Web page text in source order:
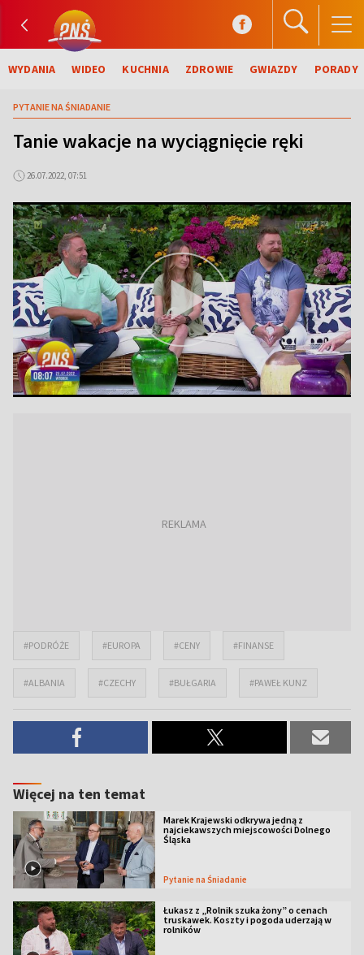
WYDANIA WIDEO KUCHNIA ZDROWIE GWIAZDY PORADY
PYTANIE NA ŚNIADANIE
Tanie wakacje na wyciągnięcie ręki
26.07.2022, 07:51
#PODRÓŻE #EUROPA #CENY #FINANSE
#ALBANIA #CZECHY #BUŁGARIA #PAWEŁ KUNZ
Więcej na ten temat
Marek Krajewski odkrywa jedną z
najciekawszych miejscowości Dolnego
Śląska
Pytanie na Śniadanie
Łukasz z „Rolnik szuka żony” o cenach
truskawek. Koszty i pogoda uderzają w
rolników